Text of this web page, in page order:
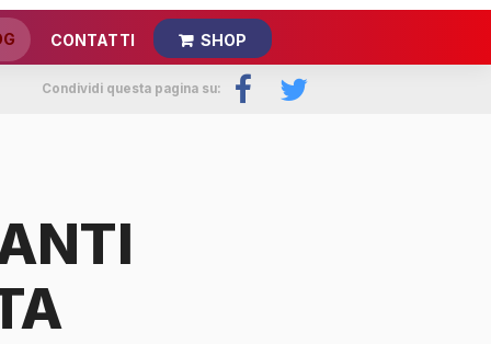
CONTATTI SHOP
Condividi questa pagina su: